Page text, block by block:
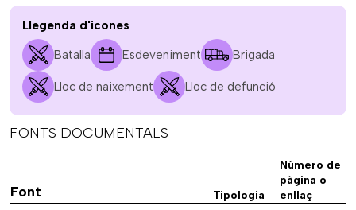
Llegenda d'icones
Batalla Esdeveniment Brigada
Lloc de naixement Lloc de defunció
FONTS DOCUMENTALS
Font Tipologia
Número de
pàgina o
enllaç